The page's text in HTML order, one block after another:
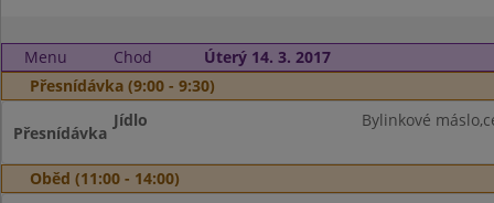
Menu Chod
Úterý 14. 3. 2017
Přesnídávka (9:00 - 9:30)
Přesnídávka
Jídlo Bylinkové
Oběd (11:00 - 14:00)